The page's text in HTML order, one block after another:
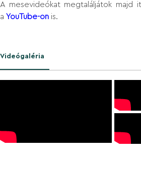
A mesevideókat megtaláljátok majd
a YouTube-on is.
Videógaléria